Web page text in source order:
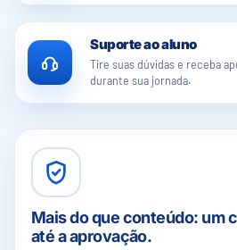
Suporte ao aluno
Tire suas dúvidas e receba
durante sua jornada.
Mais do que conteúdo: um
até a aprovação.